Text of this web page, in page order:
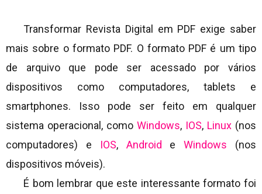
Transformar Revista Digital em PDF exige saber
mais sobre o formato PDF. O formato PDF é um tipo
de arquivo que pode ser acessado por vários
dispositivos como computadores, tablets e
smartphones. Isso pode ser feito em qualquer
sistema operacional, como Windows, IOS, Linux (nos
computadores) e
IOS, Android eWindows (nos
dispositivos móveis).
É bom lembrar que este interessante formato foi